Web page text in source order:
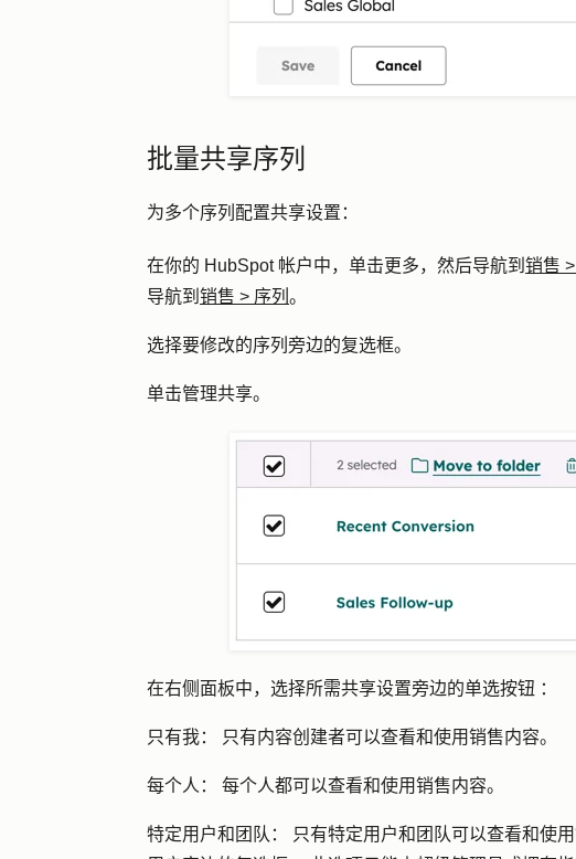
批量共享序列
为多个序列配置共享设置：
在你的 HubSpot 帐户中，单击更多，然后导航到 销售 >
导航到 销售 > 序列 。
选择要修改的序列旁边的复选框。
单击管理共享。
在右侧面板中，选择所需共享设置旁边的单选按钮 ：
只有我： 只有内容创建者可以查看和使用销售内容。
每个人： 每个人都可以查看和使用销售内容。
特定用户和团队：
只有特定用户和团队可以查看和使